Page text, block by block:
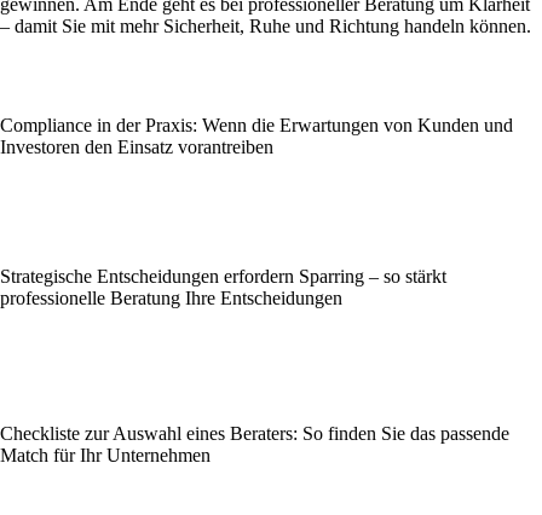
– damit Sie mit mehr Sicherheit, Ruhe und Richtung handeln können.
Compliance in der Praxis: Wenn die Erwartungen von Kunden und
Investoren den Einsatz vorantreiben
Strategische Entscheidungen erfordern Sparring – so stärkt
professionelle Beratung Ihre Entscheidungen
Checkliste zur Auswahl eines Beraters: So finden Sie das passende
Match für Ihr Unternehmen